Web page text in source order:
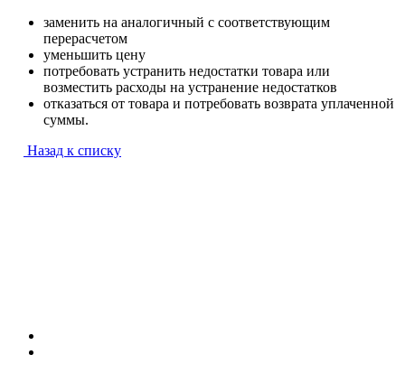
заменить на аналогичный с соответствующим
перерасчетом
уменьшить цену
потребовать устранить недостатки товара или
возместить расходы на устранение недостатков
отказаться от товара и потребовать возврата уплаченной
суммы.
Назад к списку